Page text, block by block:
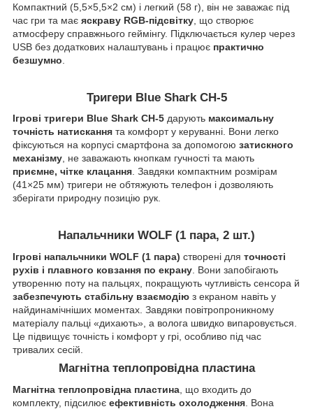
Компактний (5,5×5,5×2 см) і легкий (58 г), він не заважає під
час гри та має яскраву RGB-підсвітку , що створює
атмосферу справжнього геймінгу. Підключається кулер через
USB без додаткових налаштувань і працює практично
безшумно
Тригери Blue Shark CH-5
Ігрові тригери Blue Shark CH-5 дарують максимальну
точність натискання та комфорт у керуванні. Вони легко
фіксуються на корпусі смартфона за допомогою затискного
механізму, не заважають кнопкам гучності та мають
приємне, чітке клацання. Завдяки компактним розмірам
(41×25 мм) тригери не обтяжують телефон і дозволяють
зберігати природну позицію рук.
Напальчники WOLF (1 пара, 2 шт.)
Ігрові напальчники WOLF (1 пара) створені для точності
рухів і плавного ковзання по екрану . Вони запобігають
утворенню поту на пальцях, покращують чутливість сенсора й
забезпечують стабільну взаємодію з екраном навіть у
найдинамічніших моментах. Завдяки повітропроникному
матеріалу пальці «дихають», а волога швидко випаровується.
Це підвищує точність і комфорт у грі, особливо під час
тривалих сесій.
Магнітна теплопровідна пластина
Магнітна теплопровідна пластина , що входить до
комплекту, підсилює ефективність охолодження . Вона